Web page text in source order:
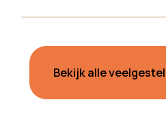
Bekijk alle